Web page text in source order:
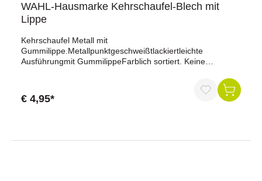
WAHL-Hausmarke Kehrschaufel-Blech mit
Lippe
Kehrschaufel Metall mit
Gummilippe.Metallpunktgeschweißtlackiertleichte
Ausführungmit GummilippeFarblich sortiert. Keine
€ 4,95*